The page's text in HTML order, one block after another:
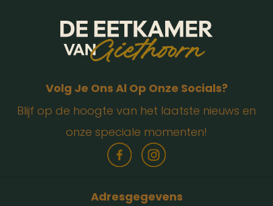
Volg Je Ons Al Op Onze Socials?
Blijf op de hoogte van het laatste nieuws en
onze speciale momenten!
Adresgegevens